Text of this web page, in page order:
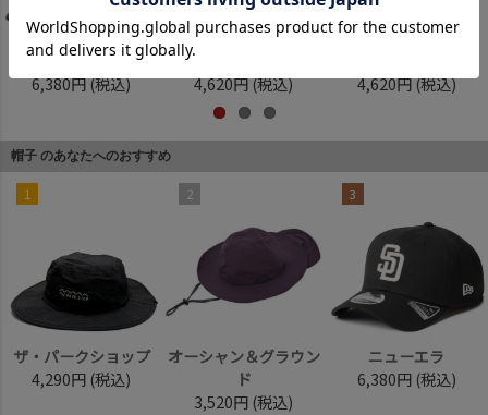
ニューエラ
6,380円(税込)
4,620円(税込)
4,620円(税込)
帽子 のあなたへのおすすめ
1
ザ・パークショップ
4,290円 (税込)
2
オーシャン＆グラウン
ド
3,520円 (税込)
3
ニューエラ
6,380円 (税込)